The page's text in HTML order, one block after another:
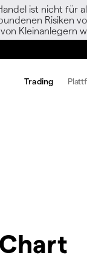
ist nicht für
Risiken
von Kleinanlegern
Trading